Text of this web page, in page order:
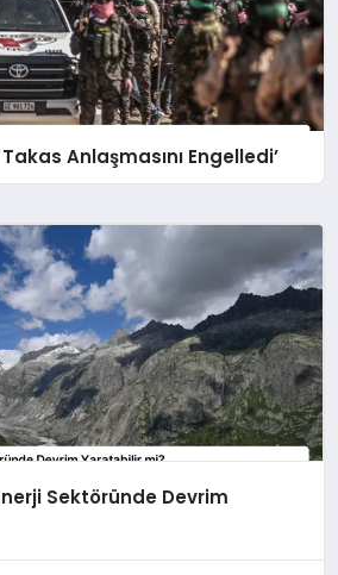
Anlaşmasını Engelledi’
Sektöründe Devrim